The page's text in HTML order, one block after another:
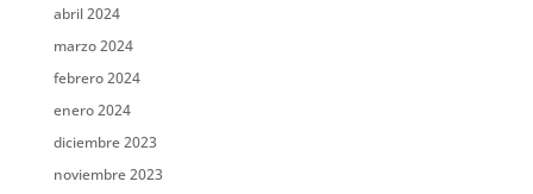
abril 2024
marzo 2024
febrero 2024
enero 2024
diciembre 2023
noviembre 2023